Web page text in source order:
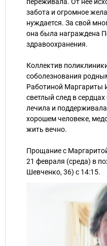
забота и огромное
нуждается. За свой
она была награждена
здравоохранения.
Коллектив
соболезнования
Работиной Маргариты
светлый след в
лечила и
хорошем человеке,
жить вечно.
Прощание с
21 февраля (среда) в
Шевченко, 36) с 14:15.